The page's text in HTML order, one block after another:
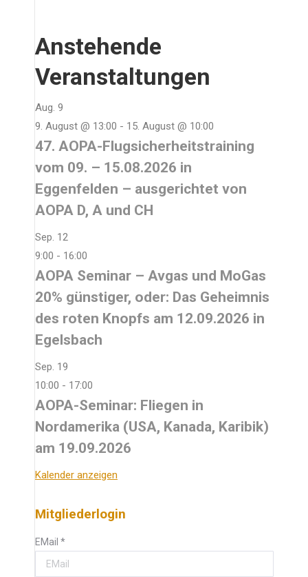
Anstehende
Veranstaltungen
Aug. 9
9. August @ 13:00 - 15. August @ 10:00
47. AOPA-Flugsicherheitstraining
vom 09. – 15.08.2026 in
Eggenfelden – ausgerichtet von
AOPA D, A und CH
Sep. 12
9:00 - 16:00
AOPA Seminar – Avgas und MoGas
20% günstiger, oder: Das Geheimnis
des roten Knopfs am 12.09.2026 in
Egelsbach
Sep. 19
10:00 - 17:00
AOPA-Seminar: Fliegen in
Nordamerika (USA, Kanada, Karibik)
am 19.09.2026
Kalender anzeigen
Mitgliederlogin
EMail *